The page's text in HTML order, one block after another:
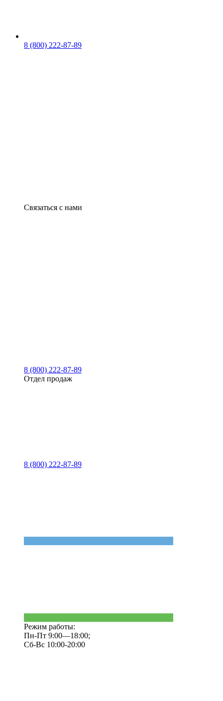
8 (800) 222-87-89
Связаться с нами
8 (800) 222-87-89
Отдел продаж
8 (800) 222-87-89
Режим работы:
Пн-Пт 9:00—18:00;
Сб-Вс 10:00-20:00